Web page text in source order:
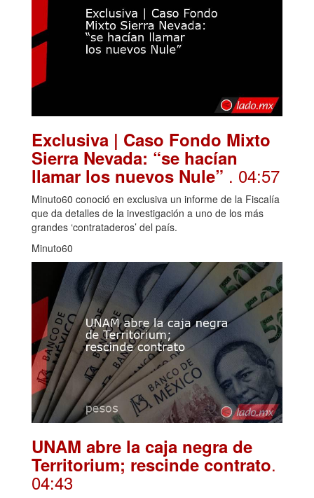
Exclusiva | Caso Fondo Mixto
Sierra Nevada: “se hacían
llamar los nuevos Nule” . 04:57
Minuto60 conoció en exclusiva un informe de la Fiscalía
que da detalles de la investigación a uno de los más
grandes ‘contrataderos’ del país.
Minuto60
UNAM abre la caja negra de
Territorium; rescinde contrato.
04:43